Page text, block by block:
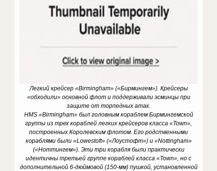
Легкий крейсер «Birmingham» («Бирмингем»). Крейсеры
«обходили» основной флот и поддерживали эсминцы при
защите от торпедных атак.
HMS «Birmingham» был головным кораблем Бирмингемской
группы из трех кораблей легких крейсеров класса «Town»,
построенных Королевским флотом. Его родственными
кораблями были «Lowestoft» («Лоустофт») и «Nottingham»
(«Ноттингем»). Эти три корабля были практически
идентичны третьей группе кораблей класса «Town», но с
дополнительной 6-дюймовой (150-мм) пушкой, установленной